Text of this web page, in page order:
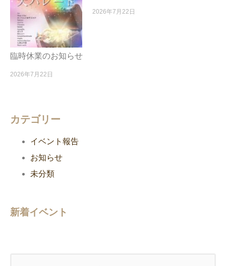
2026年7月22日
臨時休業のお知らせ
2026年7月22日
カテゴリー
イベント報告
お知らせ
未分類
新着イベント